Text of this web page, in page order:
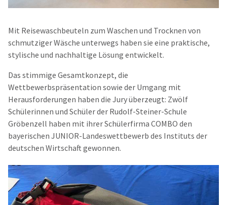
Mit Reisewaschbeuteln zum Waschen und Trocknen von
schmutziger Wäsche unterwegs haben sie eine praktische,
stylische und nachhaltige Lösung entwickelt.
Das stimmige Gesamtkonzept, die
Wettbewerbspräsentation sowie der Umgang mit
Herausforderungen haben die Jury überzeugt: Zwölf
Schülerinnen und Schüler der Rudolf-Steiner-Schule
Gröbenzell haben mit ihrer Schülerfirma COMBO den
bayerischen JUNIOR-Landeswettbewerb des Instituts der
deutschen Wirtschaft gewonnen.